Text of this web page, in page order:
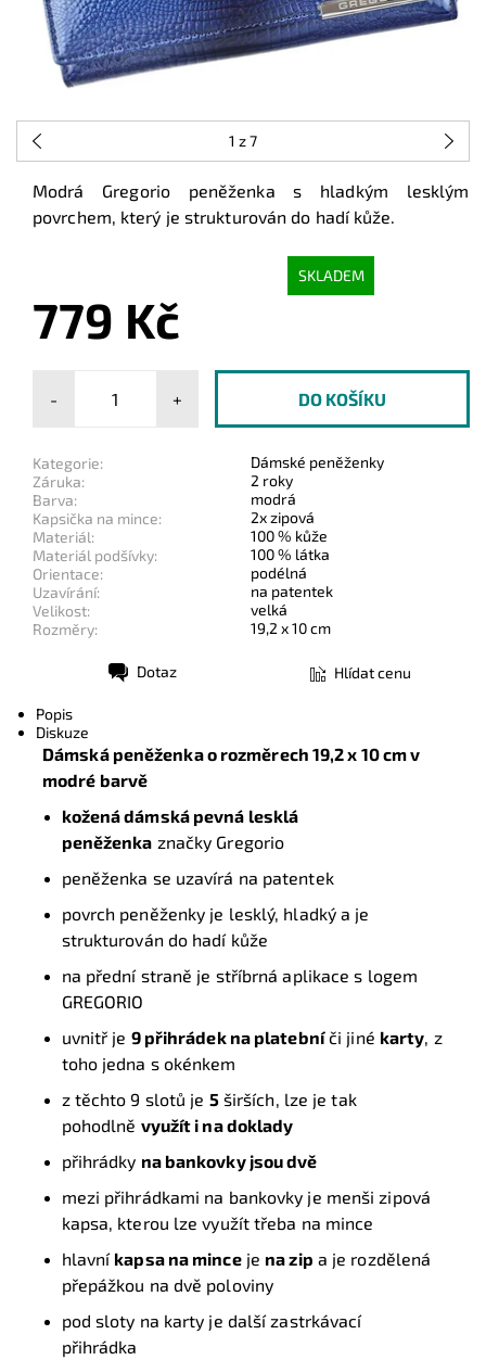
1 z 7
Modrá Gregorio peněženka s hladkým lesklým
povrchem, který je strukturován do hadí kůže.
SKLADEM
779 Kč
- +
Kategorie:
Dámské peněženky
Záruka:
2 roky
Barva:
modrá
Kapsička na mince:
2x zipová
Materiál:
100 % kůže
Materiál podšívky:
100 % látka
Orientace:
podélná
Uzavírání:
na patentek
Velikost:
velká
Rozměry:
19,2 x 10 cm
Dotaz Hlídat cenu
Popis
Diskuze
Dámská peněženka o rozměrech 19,2 x 10 cm v
modré barvě
kožená dámská pevná lesklá
peněženka značky Gregorio
peněženka se uzavírá na patentek
povrch peněženky je lesklý, hladký a je
strukturován do hadí kůže
na přední straně je stříbrná aplikace s logem
GREGORIO
uvnitř je 9 přihrádek na platebníči jiné karty, z
toho jedna s okénkem
z těchto 9 slotů je 5širších, lze je tak
pohodlně využít i na doklady
přihrádky na bankovky jsou dvě
mezi přihrádkami na bankovky je menši zipová
kapsa, kterou lze využít třeba na mince
hlavní kapsa na minceje na zip a je rozdělená
přepážkou na dvě poloviny
pod sloty na karty je další zastrkávací
přihrádka